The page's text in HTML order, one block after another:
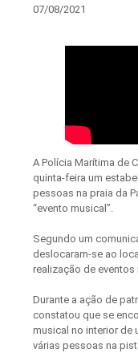
07/08/2021
A Polícia Marítima de
quinta-feira um
pessoas na praia da
“evento musical”.
Segundo um
deslocaram-se ao
realização de eventos
Durante a ação de
constatou que se
musical no interior de
várias pessoas na